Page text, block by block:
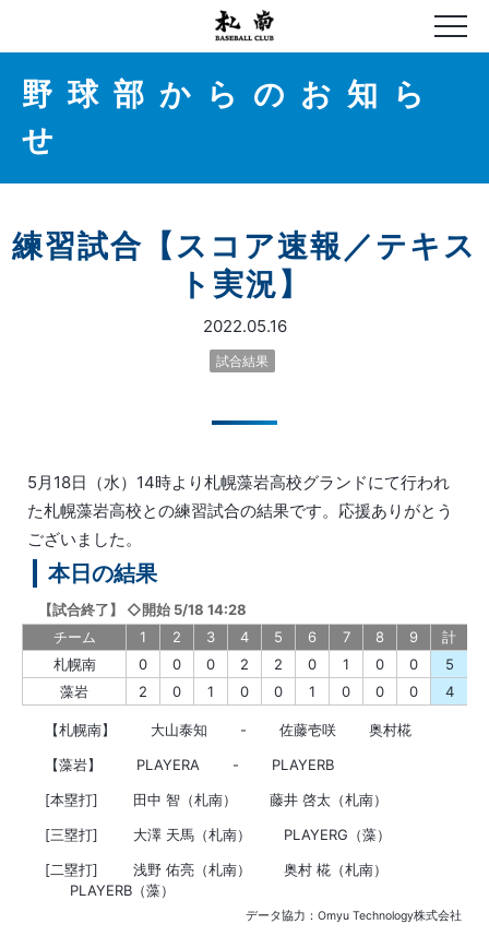
野球部からのお知ら
せ
練習試合【スコア速報／テキス
ト実況】
2022.05.16
試合結果
5月18日（水）14時より札幌藻岩高校グランドにて行われ
た札幌藻岩高校との練習試合の結果です。応援ありがとう
ございました。
本日の結果
【試合終了】
◇開始 5/18 14:28
チーム
1 2 3 4 5 6 7 8 9
計
札幌南
0 0 0 2 2 0 1 0 0
5
藻岩
2 0 1 0 0 1 0 0 0 4
【札幌南】 大山泰知 - 佐藤壱咲
奥村椛
【藻岩】
PLAYERA -
PLAYERB
[本塁打]
田中 智（札南）
藤井 啓太（札南）
[三塁打]
大澤 天馬（札南）
PLAYERG（藻）
[二塁打]
浅野 佑亮（札南）
奥村 椛（札南）
PLAYERB（藻）
データ協力：Omyu Technology株式会社